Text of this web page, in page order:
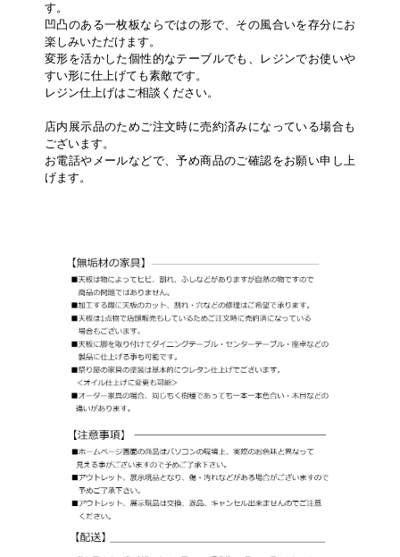
す。
凹凸のある一枚板ならではの形で、その風合いを存分にお
楽しみいただけます。
変形を活かした個性的なテーブルでも、レジンでお使いや
すい形に仕上げても素敵です。
レジン仕上げはご相談ください。
店内展示品のためご注文時に売約済みになっている場合も
ございます。
お電話やメールなどで、予め商品のご確認をお願い申し上
げます。